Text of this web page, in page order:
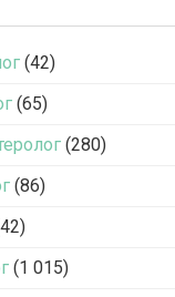
(42)
(65)
(280)
(86)
(1 015)